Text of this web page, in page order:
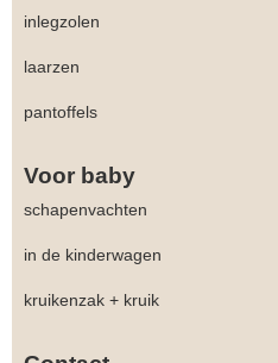
inlegzolen
laarzen
pantoffels
Voor baby
schapenvachten
in de kinderwagen
kruikenzak + kruik